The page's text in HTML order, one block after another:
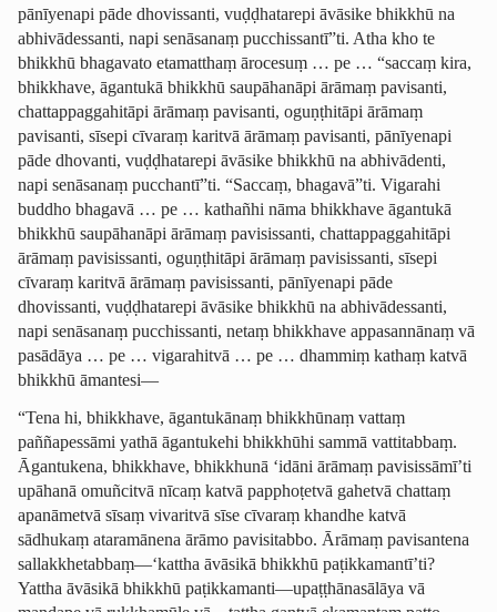
pānīyenapi pāde dhovissanti, vuḍḍhatarepi āvāsike bhikkhū na
abhivādessanti, napi senāsanaṃ pucchissantī”ti. Atha kho te
bhikkhū bhagavato etamatthaṃ ārocesuṃ … pe … “saccaṃ kira,
bhikkhave, āgantukā bhikkhū saupāhanāpi ārāmaṃ pavisanti,
chattap­pag­gahi­tāpi ārāmaṃ pavisanti, oguṇṭhitāpi ārāmaṃ
pavisanti, sīsepi cīvaraṃ karitvā ārāmaṃ pavisanti, pānīyenapi
pāde dhovanti, vuḍḍhatarepi āvāsike bhikkhū na abhivādenti,
napi senāsanaṃ pucchantī”ti. “Saccaṃ, bhagavā”ti. Vigarahi
buddho bhagavā … pe … kathañhi nāma bhikkhave āgantukā
bhikkhū saupāhanāpi ārāmaṃ pavisissanti, chattap­pag­gahi­tāpi
ārāmaṃ pavisissanti, oguṇṭhitāpi ārāmaṃ pavisissanti, sīsepi
cīvaraṃ karitvā ārāmaṃ pavisissanti, pānīyenapi pāde
dhovissanti, vuḍḍhatarepi āvāsike bhikkhū na abhivādessanti,
napi senāsanaṃ pucchissanti, netaṃ bhikkhave appasannānaṃ vā
pasādāya … pe … vigarahitvā … pe … dhammiṃ kathaṃ katvā
bhikkhū āmantesi—
“Tena hi, bhikkhave, āgantukānaṃ bhikkhūnaṃ vattaṃ
paññapessāmi yathā āgantukehi bhikkhūhi sammā vattitabbaṃ.
Āgantukena, bhikkhave, bhikkhunā ‘idāni ārāmaṃ pavisissāmī’ti
upāhanā omuñcitvā nīcaṃ katvā papphoṭetvā gahetvā chattaṃ
apanāmetvā sīsaṃ vivaritvā sīse cīvaraṃ khandhe katvā
sādhukaṃ ataramānena ārāmo pavisitabbo. Ārāmaṃ pavisantena
sallak­khetab­baṃ—‘kattha āvāsikā bhikkhū paṭikkamantī’ti?
Yattha āvāsikā bhikkhū paṭikkamanti—upaṭṭhā­na­sālāya vā